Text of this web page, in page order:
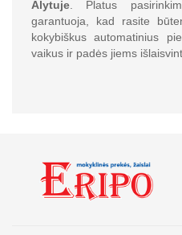
Alytuje . Platus
garantuoja, kad rasite
kokybiškus automatinius
vaikus ir padės jiems